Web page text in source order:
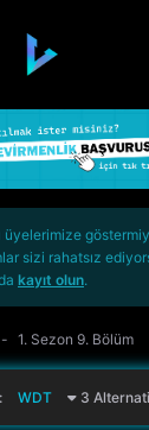
üyelerimize
sizi rahatsız
kayıt olun.
1. Sezon 9. Bölüm
WDT 3